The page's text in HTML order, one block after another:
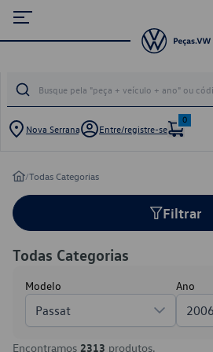
Nova Serrana Entre/registre-se
0
/Todas Categorias
Filtrar
Todas Categorias
Modelo
Passat
Ano
2006
Encontramos 2313 produtos.